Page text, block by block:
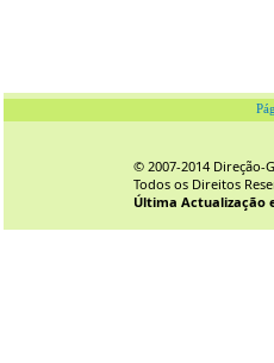
© 2007-2014 Direção-
Todos os Direitos
Última Actualização